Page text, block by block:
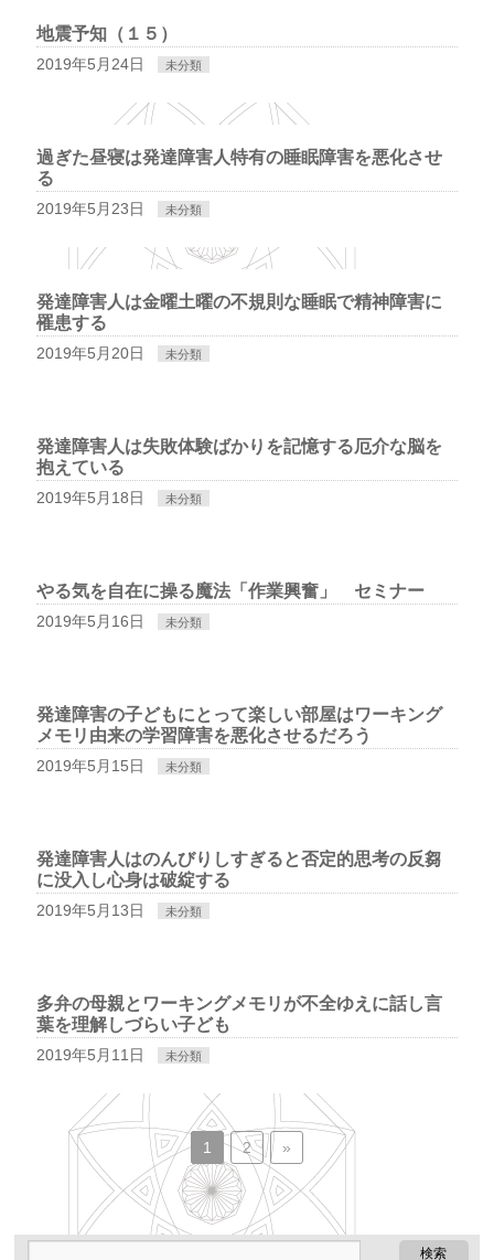
地震予知（１５）
2019年5月24日 未分類
過ぎた昼寝は発達障害人特有の睡眠障害を悪化させ
る
2019年5月23日 未分類
発達障害人は金曜土曜の不規則な睡眠で精神障害に
罹患する
2019年5月20日 未分類
発達障害人は失敗体験ばかりを記憶する厄介な脳を
抱えている
2019年5月18日 未分類
やる気を自在に操る魔法「作業興奮」 セミナー
2019年5月16日 未分類
発達障害の子どもにとって楽しい部屋はワーキング
メモリ由来の学習障害を悪化させるだろう
2019年5月15日 未分類
発達障害人はのんびりしすぎると否定的思考の反芻
に没入し心身は破綻する
2019年5月13日 未分類
多弁の母親とワーキングメモリが不全ゆえに話し言
葉を理解しづらい子ども
2019年5月11日 未分類
1 2 »